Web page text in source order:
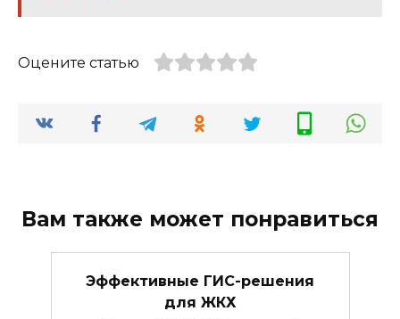
Оцените статью
Вам также может понравиться
Эффективные ГИС-решения
для ЖКХ